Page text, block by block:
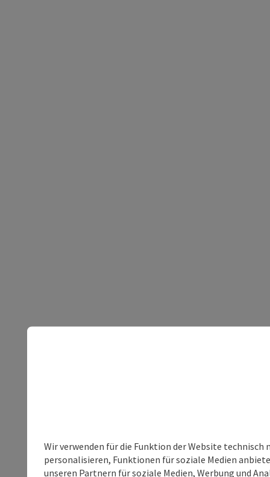
Wir verwenden für die Funktion der Website
personalisieren, Funktionen für soziale Medien
unseren Partnern für soziale Medien, Werbung und